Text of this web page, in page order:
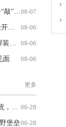
08-07
家门
08-06
择
08-06
来
08-06
面
更多
06-28
断
06-28
堡垒

